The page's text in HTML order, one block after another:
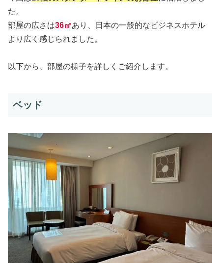
た。
部屋の広さは36㎡あり、日本の一般的なビジネスホテル
より広く感じられました。
以下から、部屋の様子を詳しくご紹介します。
ベッド